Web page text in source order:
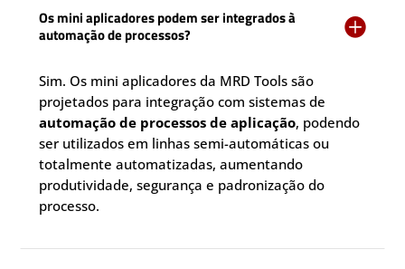
Os mini aplicadores podem ser integrados à
automação de processos?

Sim. Os mini aplicadores da MRD Tools são
projetados para integração com sistemas de
automação de processos de aplicação, podendo
ser utilizados em linhas semi-automáticas ou
totalmente automatizadas, aumentando
produtividade, segurança e padronização do
processo.